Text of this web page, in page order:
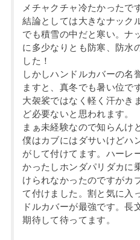
メチャクチャ冷たかったで
結論としては大きなナック
でも積雪の中だと寒い。ナ
に多少なりとも防寒、防水
した！
しかしハンドルカバーの名
ますと、真冬でも暑い位で
大袈裟ではなく軽く汗かき
ど必要ないと思われます。
まぁ未経験なので知らんけ
僕はカブにはダサいけどハ
がして付けてます。ハーレ
かったしホンダパリダカに
けられなかったのですがカ
て付けました。割と気に入
ドルカバーが最強です。長
期待して待ってます。